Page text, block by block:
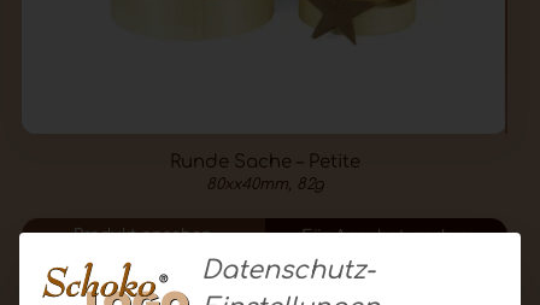
Runde Sache – Petite
80xx40mm, 82g
Produkt ansehen Für Angebot merken
Datenschutz-